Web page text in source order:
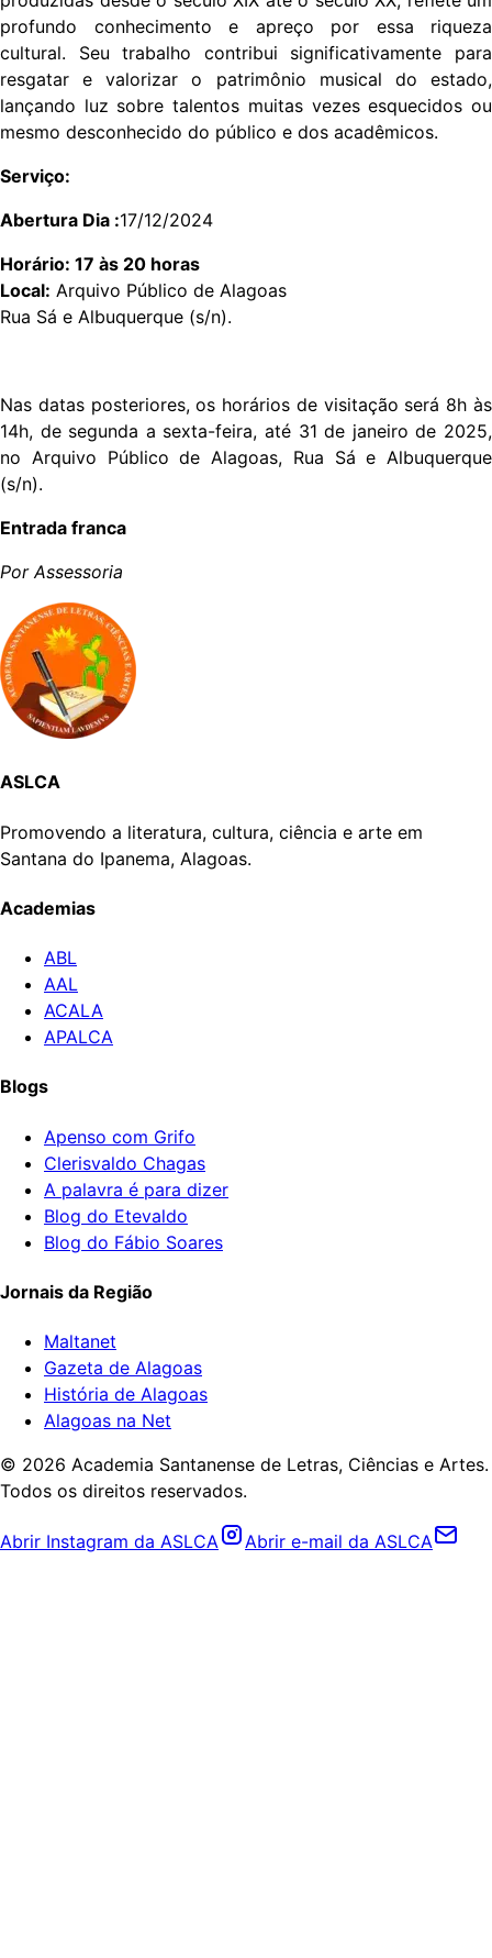
profundo conhecimento e apreço por essa riqueza
cultural. Seu trabalho contribui significativamente para
resgatar e valorizar o patrimônio musical do estado,
lançando luz sobre talentos muitas vezes esquecidos ou
mesmo desconhecido do público e dos acadêmicos.
Serviço:
Abertura Dia :17/12/2024
Horário: 17 às 20 horas
Local: Arquivo Público de Alagoas
Rua Sá e Albuquerque (s/n).
Nas datas posteriores, os horários de visitação será 8h às
14h, de segunda a sexta-feira, até 31 de janeiro de 2025,
no Arquivo Público de Alagoas, Rua Sá e Albuquerque
(s/n).
Entrada franca
Por Assessoria
ASLCA
Promovendo a literatura, cultura, ciência e arte em
Santana do Ipanema, Alagoas.
Academias
ABL
AAL
ACALA
APALCA
Blogs
Apenso com Grifo
Clerisvaldo Chagas
A palavra é para dizer
Blog do Etevaldo
Blog do Fábio Soares
Jornais da Região
Maltanet
Gazeta de Alagoas
História de Alagoas
Alagoas na Net
© 2026 Academia Santanense de Letras, Ciências e Artes.
Todos os direitos reservados.
Abrir Instagram da ASLCA Abrir e-mail da ASLCA